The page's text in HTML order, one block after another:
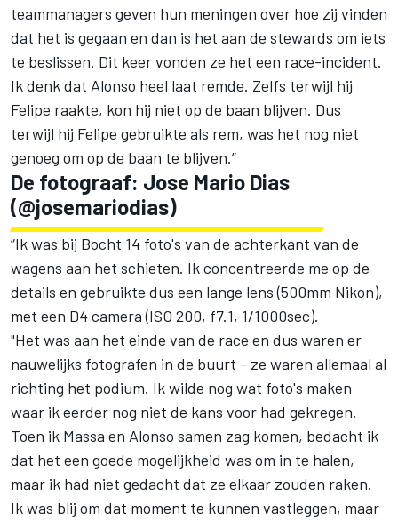
teammanagers geven hun meningen over hoe zij vinden
dat het is gegaan en dan is het aan de stewards om iets
te beslissen. Dit keer vonden ze het een race-incident.
Ik denk dat Alonso heel laat remde. Zelfs terwijl hij
Felipe raakte, kon hij niet op de baan blijven. Dus
terwijl hij Felipe gebruikte als rem, was het nog niet
genoeg om op de baan te blijven.”
De fotograaf: Jose Mario Dias
(@josemariodias)
“Ik was bij Bocht 14 foto's van de achterkant van de
wagens aan het schieten. Ik concentreerde me op de
details en gebruikte dus een lange lens (500mm Nikon),
met een D4 camera (ISO 200, f7.1, 1/1000sec).
"Het was aan het einde van de race en dus waren er
nauwelijks fotografen in de buurt - ze waren allemaal al
richting het podium. Ik wilde nog wat foto's maken
waar ik eerder nog niet de kans voor had gekregen.
Toen ik Massa en Alonso samen zag komen, bedacht ik
dat het een goede mogelijkheid was om in te halen,
maar ik had niet gedacht dat ze elkaar zouden raken.
Ik was blij om dat moment te kunnen vastleggen, maar